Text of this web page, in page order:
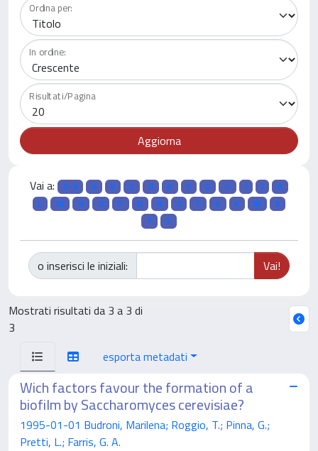
Ordina per:
In ordine:
Risultati/Pagina
Vai a: 0-9 A B C D E F G H I J
K
L
M N O P Q R S T U V W
X
Y
Z
o inserisci le iniziali:
Mostrati risultati da 3 a 3 di
3
esporta metadati
Wich factors favour the formation of a
biofilm by Saccharomyces cerevisiae?
1995-01-01 Budroni, Marilena; Roggio, T.; Pinna, G.;
Pretti, L.; Farris, G. A.